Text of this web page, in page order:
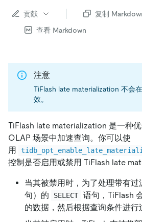
贡献
复制
查看 Markdown
注意
TiFlash late materialization 不会在
效。
TiFlash late materialization 是一种
OLAP 场景中加速查询。你可以使
用
控制是否启用或禁用 TiFlash late
当其被禁用时，为了处理带有过
句）的
SELECT 语句，TiFlash
的数据，然后根据查询条件进行